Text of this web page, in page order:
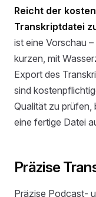
Reicht der
Transkriptdatei
ist eine Vorschau
kurzen, mit
Export des
sind
Qualität zu prüfen,
eine fertige Datei
Präzise
Präzise Podcast-